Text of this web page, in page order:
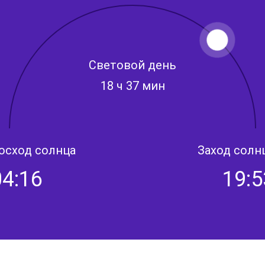
Световой день
18 ч 37 мин
солнца Заход